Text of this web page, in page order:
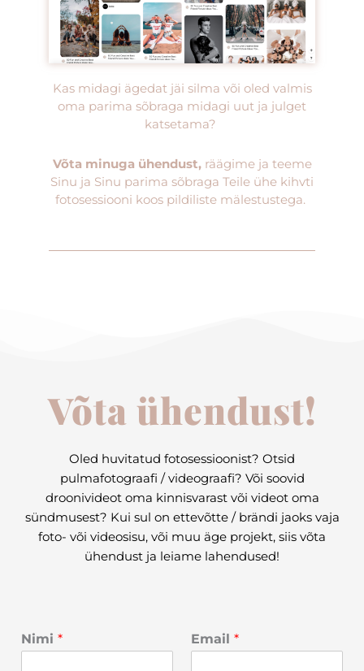
Kas midagi ägedat jäi silma või oled valmis
oma parima sõbraga midagi uut ja julget
katsetama?
Võta minuga ühendust,räägime ja teeme
Sinu ja Sinu parima sõbraga Teile ühe kihvti
fotosessiooni koos pildiliste mälestustega.
Võta ühendust!
Oled huvitatud fotosessioonist? Otsid
pulmafotograafi / videograafi? Või soovid
droonivideot oma kinnisvarast või videot oma
sündmusest? Kui sul on ettevõtte / brändi jaoks vaja
foto- või videosisu, või muu äge projekt, siis võta
ühendust ja leiame lahendused!
Nimi * Email *